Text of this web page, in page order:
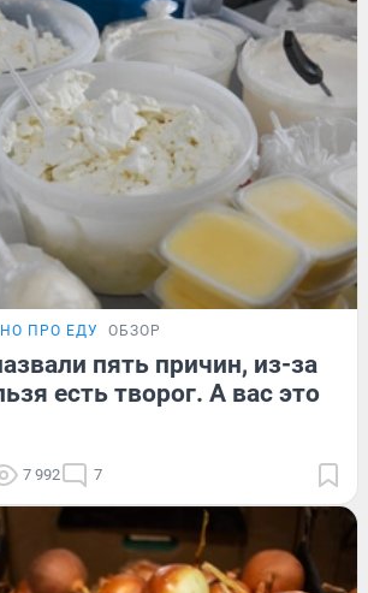
ПРО ЕДУ ОБЗОР
пять причин, из-за
есть творог. А вас это
7 992 7